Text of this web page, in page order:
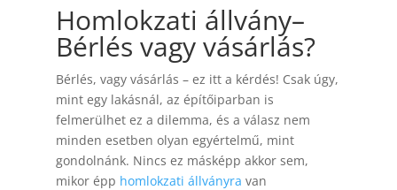
Homlokzati állvány–
Bérlés vagy vásárlás?
Bérlés, vagy vásárlás – ez itt a kérdés! Csak úgy,
mint egy lakásnál, az építőiparban is
felmerülhet ez a dilemma, és a válasz nem
minden esetben olyan egyértelmű, mint
gondolnánk. Nincs ez másképp akkor sem,
mikor épp homlokzati állványra van